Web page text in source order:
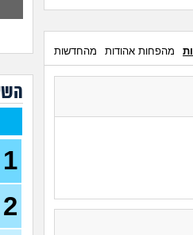
מהפחות אהודות מהחדשות
30)
מה
1
2